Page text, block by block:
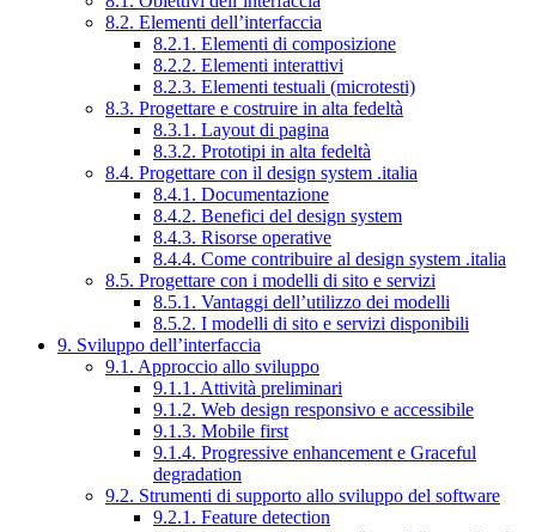
8.2. Elementi dell’interfaccia
8.2.1. Elementi di composizione
8.2.2. Elementi interattivi
8.2.3. Elementi testuali (microtesti)
8.3. Progettare e costruire in alta fedeltà
8.3.1. Layout di pagina
8.3.2. Prototipi in alta fedeltà
8.4. Progettare con il design system .italia
8.4.1. Documentazione
8.4.2. Benefici del design system
8.4.3. Risorse operative
8.4.4. Come contribuire al design system .italia
8.5. Progettare con i modelli di sito e servizi
8.5.1. Vantaggi dell’utilizzo dei modelli
8.5.2. I modelli di sito e servizi disponibili
9. Sviluppo dell’interfaccia
9.1. Approccio allo sviluppo
9.1.1. Attività preliminari
9.1.2. Web design responsivo e accessibile
9.1.3. Mobile first
9.1.4. Progressive enhancement e Graceful
degradation
9.2. Strumenti di supporto allo sviluppo del software
9.2.1. Feature detection